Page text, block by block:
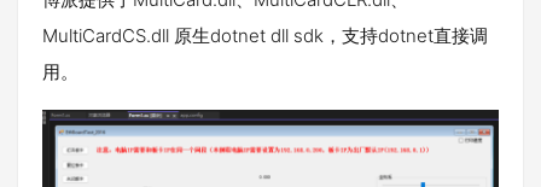
MultiCardCS.dll 原生dotnet dll sdk，支持dotnet直接调
用。